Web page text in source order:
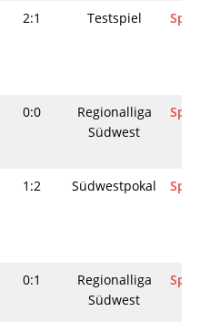
2:1 Testspiel
0:0
Regionalliga
Südwest
1:2 Südwestpokal
0:1
Regionalliga
Südwest